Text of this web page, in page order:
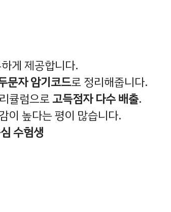
게 제공합니다.
문자 암기코드로 정리해줍니다.
큘럼으로고득점자 다수 배출.
이 높다는 평이 많습니다.
수험생